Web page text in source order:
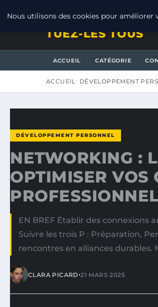
TUEZ-LES TOUS
ACCUEIL CATÉGORIE
ACCUEIL DÉVELOPPEMENT
DÉVELOPPEMENT PERSONNEL
NETWORKING :
OPTIMISER VOS
EN BREF Établir des connexions
Suivre les trois P : Préparation,
rencontres en alliances durables.
CLARA PICARD•21 MARS 2025
Nous utilisons des cookies pour